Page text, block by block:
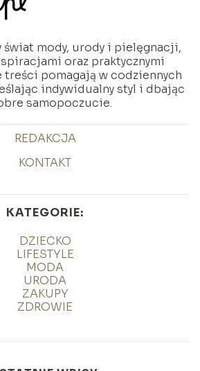
świat mody, urody i pielęgnacji,
oraz praktycznymi
treści pomagają w codziennych
indywidualny styl i dbając
samopoczucie.
REDAKCJA
KONTAKT
KATEGORIE:
DZIECKO
LIFESTYLE
MODA
URODA
ZAKUPY
ZDROWIE